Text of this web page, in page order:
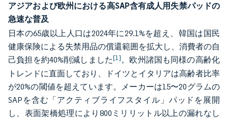
アジアおよび欧州における高SAP含有成人用失禁パッドの
急速な普及
日本の65歳以上人口は2024年に29.1%を超え、韓国は国民
健康保険による失禁用品の償還範囲を拡大し、消費者の自
己負担を約40%削減しました[1]。欧州諸国も同様の高齢化
トレンドに直面しており、ドイツとイタリアは高齢者比率
が20%の閾値を超えています。メーカーは15〜20グラムの
SAPを含む「アクティブライフスタイル」パッドを展開
し、表面架橋処理により800ミリリットル以上の漏れなし